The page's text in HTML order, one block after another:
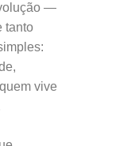
—
tanto
vive